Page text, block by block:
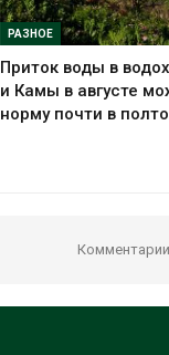
РАЗНОЕ
Приток воды в
и Камы в августе
норму почти в